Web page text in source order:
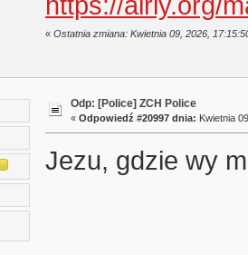
« Ostatnia zmiana: Kwietnia 09, 2026,
Odp: [Police] ZCH Police
« Odpowiedź #20997 dnia: Kwietnia
Jezu, gdzie wy